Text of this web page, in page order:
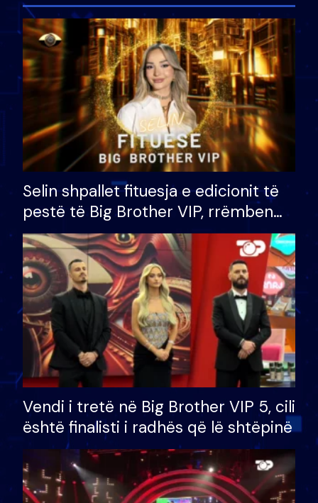
Selin shpallet fituesja e edicionit të
pestë të Big Brother VIP, rrëmben
çmimin e madh prej 100 mijë eurosh
Vendi i tretë në Big Brother VIP 5, cili
është finalisti i radhës që lë shtëpinë